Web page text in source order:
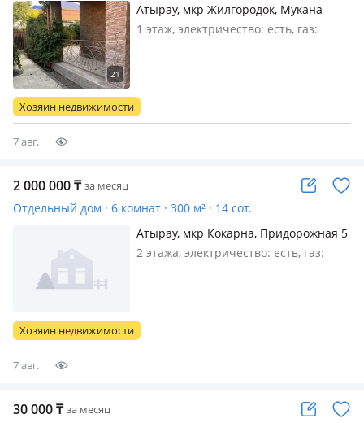
Атырау, мкр Жилгородок, Мукана
Наурызалиева 21
1 этаж, электричество: есть, газ:
постройки) Предлагается в аренду
современный, ухоженный дом…
Хозяин недвижимости
7 авг.
2 000 000₸ за месяц
Отдельный дом · 6 комнат · 300 м² · 14 сот.
Атырау, мкр Кокарна, Придорожная 5
2 этажа, электричество: есть, газ:
Хозяин недвижимости
7 авг.
30 000₸ за месяц